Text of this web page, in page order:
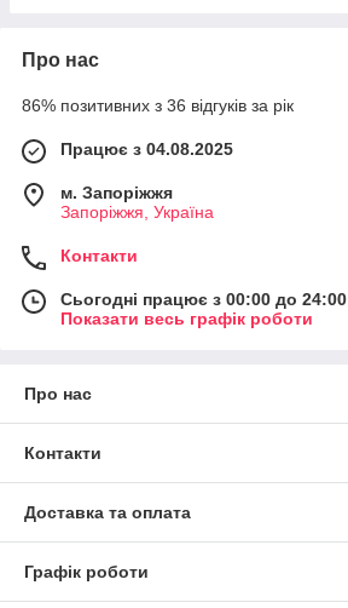
Про нас
86% позитивних з 36 відгуків за рік
Працює з 04.08.2025
м. Запоріжжя
Запоріжжя, Україна
Контакти
Сьогодні працює з 00:00 до 24:00
Показати весь графік роботи
Про нас
Контакти
Доставка та оплата
Графік роботи